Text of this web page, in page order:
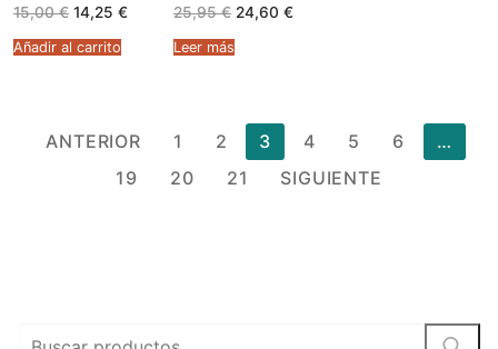
15,00€ El
precio
original
era:
14,25 €El
Añadir al carrito
25,95€ El
precio
original
era:
24,60 €El
Leer más
Paginación
ANTERIOR 1 2 3 4 5 6
…
19
20 21 SIGUIENTE
Buscar